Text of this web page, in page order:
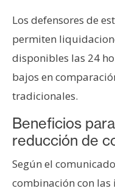
t
a
c
t
y
P
u
b
l
i
Los defensores de
permiten
disponibles las 24
bajos en
tradicionales.
Beneficios
reducción de
Según el
combinación con las